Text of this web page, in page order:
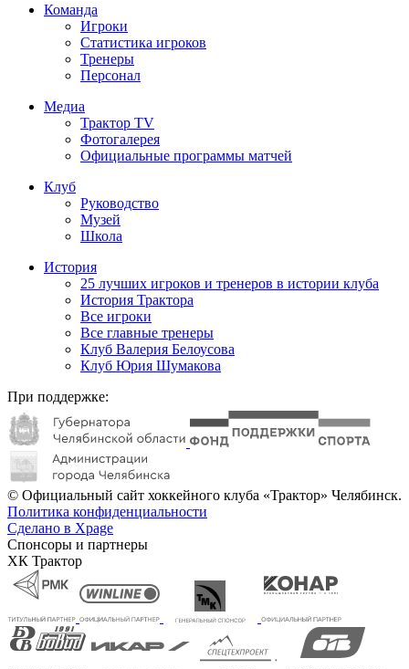
Команда
Игроки
Статистика игроков
Тренеры
Персонал
Медиа
Трактор TV
Фотогалерея
Официальные программы матчей
Клуб
Руководство
Музей
Школа
История
25 лучших игроков и тренеров в истории клуба
История Трактора
Все игроки
Все главные тренеры
Клуб Валерия Белоусова
Клуб Юрия Шумакова
При поддержке:
© Официальный сайт хоккейного клуба «Трактор» Челябинск.
Политика конфиденциальности
Сделано в Xpage
Спонсоры и партнеры
ХК Трактор